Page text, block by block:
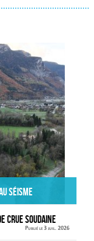
séisme
crue soudaine
Publié le 3 juil. 2026